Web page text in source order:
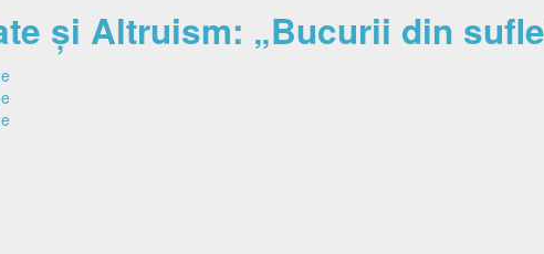
și Altruism: „Bucurii din